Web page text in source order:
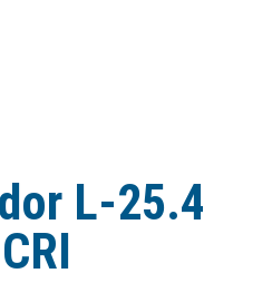
L-25.4